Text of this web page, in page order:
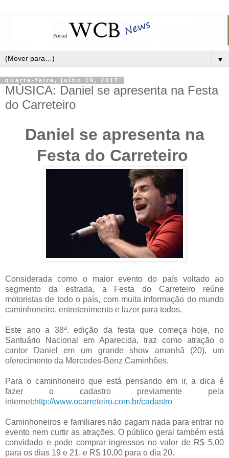
▼
quarta-feira, julho 19, 2017
MÚSICA: Daniel se apresenta na Festa
do Carreteiro
Daniel se apresenta na
Festa do Carreteiro
Considerada como o maior evento do país voltado ao
segmento da estrada, a Festa do Carreteiro reúne
motoristas de todo o país, com muita informação do mundo
caminhoneiro, entretenimento e lazer para todos.
Este ano a 38ª. edição da festa que começa hoje, no
Santuário Nacional em Aparecida, traz como atração o
cantor Daniel em um grande show amanhã (20), um
oferecimento da Mercedes-Benz Caminhões.
Para o caminhoneiro que está pensando em ir, a dica é
fazer o cadastro previamente pela
internet:http://www.ocarreteiro.com.br/cadastro
Caminhoneiros e familiares não pagam nada para entrar no
evento nem curtir as atrações. O público geral também está
convidado e pode comprar ingressos no valor de R$ 5,00
para os dias 19 e 21, e R$ 10,00 para o dia 20.